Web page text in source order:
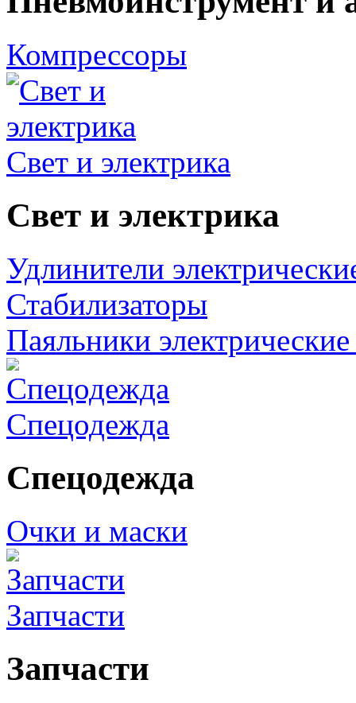
Компрессоры
Свет и электрика
Свет и электрика
Удлинители
Стабилизаторы
Паяльники
Спецодежда
Спецодежда
Очки и маски
Запчасти
Запчасти